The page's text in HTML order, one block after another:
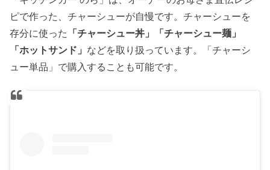
ピで作った、チャーシューが自慢です。チャーシューを
存分に使った
「チャーシュー丼」「チャーシュー麺」
「ホットサンド」 などを取り扱っています。「チャーシ
ュー単品」で購入することも可能です。